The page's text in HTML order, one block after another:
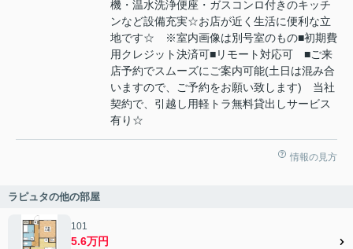
機・温水洗浄便座・ガスコンロ付きのキッチ
ンなど設備充実☆お店が近く生活に便利な立
地です☆ ※室内画像は別号室のもの■初期費
用クレジット決済可■リモート対応可 ■ご来
店予約でスムーズにご案内可能(土日は混み合
いますので、ご予約をお願い致します) 当社
契約で、引越し用軽トラ無料貸出しサービス
有り☆
情報の見方
ラピュタの他の部屋
101
5.6万円